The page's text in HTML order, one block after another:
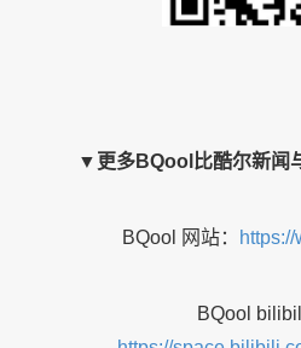
▼ 更多BQool比酷尔新闻
BQool 网站：
BQool